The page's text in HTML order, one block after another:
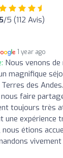
/5 (112 Avis)
1 year ago
Nous venons
magnifique
des
faire
toujours très
une expérience
étions